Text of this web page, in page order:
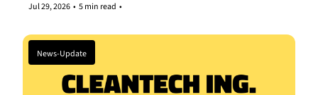
Jul 29, 2026 • 5 min read •
News-Update